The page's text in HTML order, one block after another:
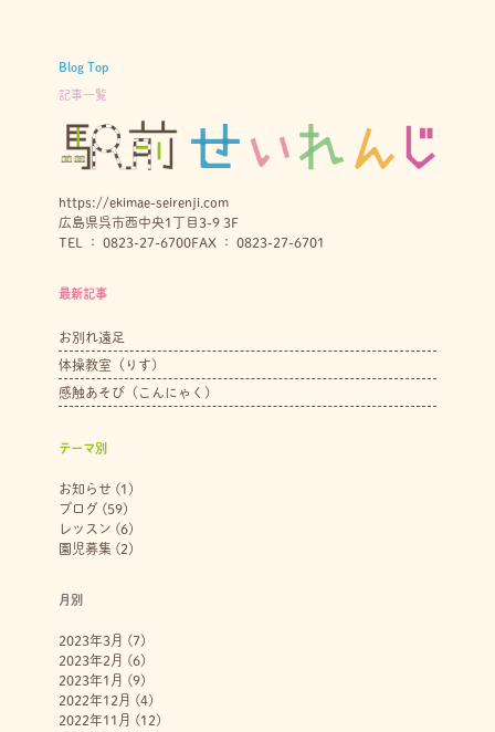
Blog Top
記事一覧
https://ekimae-seirenji.com
広島県呉市西中央1丁目3-9 3F
TEL ： 0823-27-6700FAX ： 0823-27-6701
最新記事
お別れ遠足
体操教室（りす）
感触あそび（こんにゃく）
テーマ別
お知らせ(1)
ブログ (59)
レッスン (6)
園児募集 (2)
月別
2023年3月 (7)
2023年2月 (6)
2023年1月 (9)
2022年12月 (4)
2022年11月 (12)